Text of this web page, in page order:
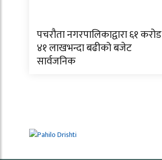
पचरौता नगरपालिकाद्वारा ६१ करोड
४१ लाखभन्दा बढीको बजेट
सार्वजनिक